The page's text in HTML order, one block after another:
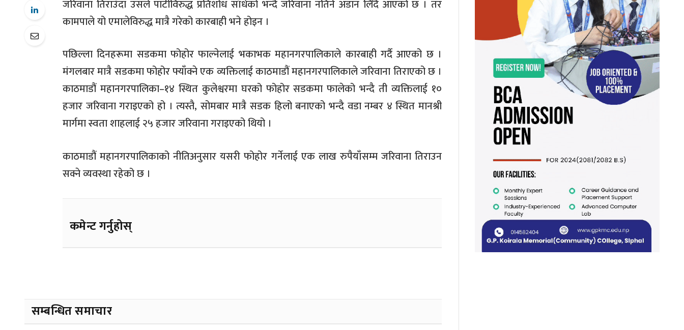
जरिवाना तिराउँदा उसले पार्टीविरुद्ध प्रतिशोध साँधेको भन्दै जरिवाना नतिर्ने अडान लिँदै आएको छ । तर
कामपाले यो एमालेविरुद्ध मात्रै गरेको कारबाही भने होइन ।
पछिल्ला दिनहरूमा सडकमा फोहोर फाल्नेलाई भकाभक महानगरपालिकाले कारबाही गर्दै आएको छ ।
मंगलबार मात्रै सडकमा फोहोर फ्याँक्ने एक व्यक्तिलाई काठमाडौं महानगरपालिकाले जरिवाना तिराएको छ ।
काठमाडौं महानगरपालिका–१४ स्थित कुलेश्वरमा घरको फोहोर सडकमा फालेको भन्दै ती व्यक्तिलाई १०
हजार जरिवाना गराइएको हो । त्यस्तै, सोमबार मात्रै सडक हिलो बनाएको भन्दै वडा नम्बर ४ स्थित मानश्री
मार्गमा स्वता शाहलाई २५ हजार जरिवाना गराइएको थियो ।
काठमाडौं महानगरपालिकाको नीतिअनुसार यसरी फोहोर गर्नेलाई एक लाख रुपैयाँसम्म जरिवाना तिराउन
सक्ने व्यवस्था रहेको छ ।
कमेन्ट गर्नुहोस्
सम्बन्धित समाचार